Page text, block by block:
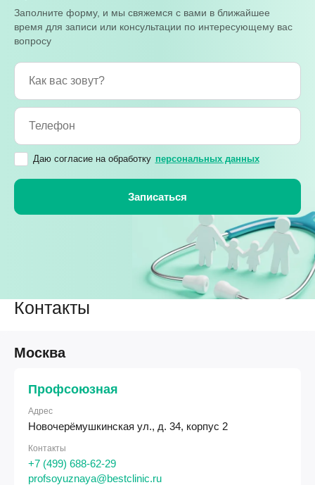
Заполните форму, и мы свяжемся с вами в ближайшее
время для записи или консультации по интересующему вас
вопросу
Даю согласие на обработку персональных данных
Контакты
Москва
Профсоюзная
Адрес
Новочерёмушкинская ул., д. 34, корпус 2
Контакты
+7 (499) 688-62-29
profsoyuznaya@bestclinic.ru